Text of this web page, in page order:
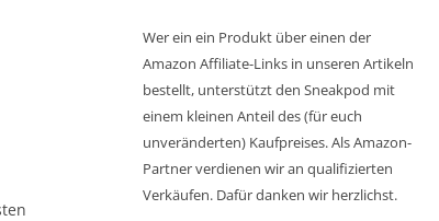
Wer ein ein Produkt über einen der
Amazon Affiliate-Links in unseren Artikeln
bestellt, unterstützt den Sneakpod mit
einem kleinen Anteil des (für euch
unveränderten) Kaufpreises. Als Amazon-
Partner verdienen wir an qualifizierten
Verkäufen. Dafür danken wir herzlichst.